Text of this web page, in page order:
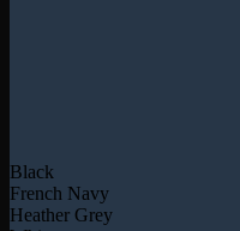
Black
French Navy
Heather Grey